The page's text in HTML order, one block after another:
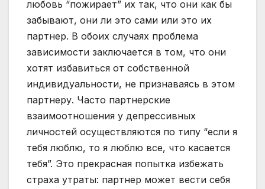
любовь “пожирает” их так, что они как бы
забывают, они ли это сами или это их
партнер. В обоих случаях проблема
зависимости заключается в том, что они
хотят избавиться от собственной
индивидуальности, не признаваясь в этом
партнеру. Часто партнерские
взаимоотношения у депрессивных
личностей осуществляются по типу “если я
тебя люблю, то я люблю все, что касается
тебя”. Это прекрасная попытка избежать
страха утраты: партнер может вести себя